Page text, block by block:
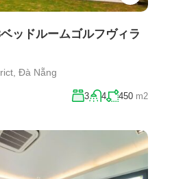
ッドルームゴルフヴィラ
Đà Nẵng
3 4 450 m2